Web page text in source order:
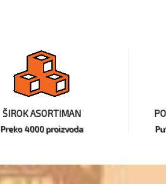
ŠIROK ASORTIMAN
Preko 4000 proizvoda